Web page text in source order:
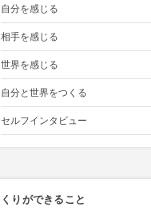
自分を感じる
相手を感じる
世界を感じる
自分と世界をつくる
セルフインタビュー
くりができること